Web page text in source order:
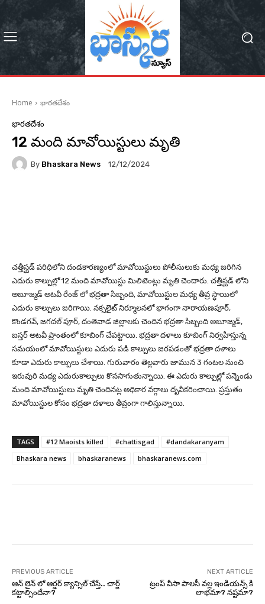
Home భారతదేశం
భారతదేశం
12 మంది మావోయిస్టులు మృతి
By Bhaskara News 12/12/2024
చత్తీస్ఘడ్ పరిధిలోని దండకారణ్యంలో మావోయిస్టులు పోలీసులుకు మధ్య జరిగిన
ఎదురు కాల్పుల్లో 12 మంది మావోయిస్టు మిలిటెంట్లు మృతి చెందారు. చత్తీస్ఘడ్ లోని
అబూజ్మడ్ అటవీ రేంజ్ లో భద్రతా సిబ్బంది, మావోయిస్టుల మధ్య తీవ్ర స్ధాయిలో
ఎదురు కాల్పులు జరిగాయి. నక్సలైట్ నిర్మూలనలో భాగంగా నారాయణపూర్,
కొండగవ్, జగదల్ పూర్, దంతెవాడ జిల్లాలకు చెందిన భద్రతా సిబ్బంది అబూజ్మడ్,
బస్తర్ అటవీ ప్రాంతంలో కూబింగ్ చేపట్టాయి. భద్రతా దళాలు కూబింగ్ నిర్వహిస్తున్న
సమయంలో మావోయిస్టులు ఎదురు పడి కాల్పులు జరపడంతో భద్రతా దళాలు
కూడా ఎదురు కాల్పులు చేశాయి. గురువారం తెల్లవారు జామున 3 గంటల నుంచి
ఇరువురి మధ్య ఎదురుకాల్పులు కొనసాగుతున్నాయి. ఈ ఎదురు కాల్పుల్లో పన్నెండు
మంది మావోయిస్టులు మృతి చెందినట్ల అధికార వర్గాలు దృవీకరించాయి. ప్రస్తుతం
మావోయిస్టుల కోసం భద్రతా దళాలు తీవ్రంగా గాలిస్తున్నాయి.
TAGS #12 Maoists killed #chattisgad
#dandakaranyam
Bhaskara news
bhaskaranews bhaskaranews.com
PREVIOUS ARTICLE
ఆన్ లైన్ లో ఆర్డర్ క్యాన్సిల్ చేస్తే.. చార్జ్
కట్టాల్సిందేనా?
NEXT ARTICLE
ట్రంప్ వీసా పాలసీ వల్ల ఇండియన్స్ కి
లాభమా? నష్టమా?